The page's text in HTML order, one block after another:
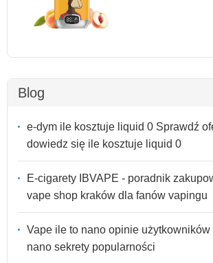
Blog
e-dym ile kosztuje liquid 0 Sprawdź
dowiedz się ile kosztuje liquid 0
E-cigarety IBVAPE - poradnik
vape shop kraków dla fanów vapingu
Vape ile to nano opinie użytkowników
nano sekrety popularności